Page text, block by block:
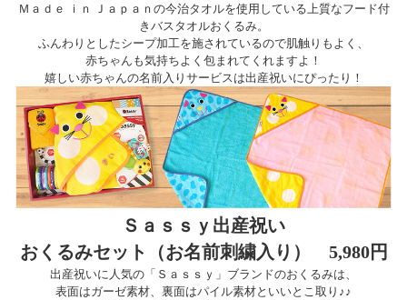
Ｍａｄｅ ｉｎ Ｊａｐａｎの今治タオルを使用している上質なフード付
きバスタオルおくるみ。
ふんわりとしたシープ加工を施されているので肌触りもよく、
赤ちゃんも気持ちよく包まれてくれますよ！
嬉しい赤ちゃんの名前入りサービスは出産祝いにぴったり！
Ｓａｓｓｙ出産祝い
おくるみセット（お名前刺繍入り） 5,980円
出産祝いに人気の「Ｓａｓｓｙ」ブランドのおくるみは、
表面はガーゼ素材、裏面はパイル素材といいとこ取り♪♪